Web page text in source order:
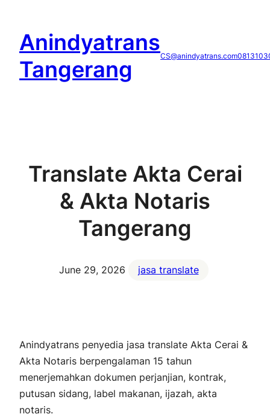
content
Anindyatrans
Tangerang
CS@anindyatrans.com
Translate Akta Cerai
& Akta Notaris
Tangerang
June 29, 2026 jasa translate
Anindyatrans penyedia jasa translate Akta Cerai &
Akta Notaris berpengalaman 15 tahun
menerjemahkan dokumen perjanjian, kontrak,
putusan sidang, label makanan, ijazah, akta
notaris.